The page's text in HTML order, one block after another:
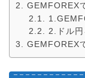
GEMFOREX
2.ドル円
GEMFOREX